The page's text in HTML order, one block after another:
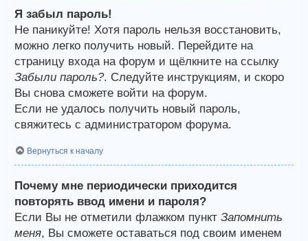
Я забыл пароль!
Не паникуйте! Хотя пароль нельзя восстановить,
можно легко получить новый. Перейдите на
страницу входа на форум и щёлкните на ссылку
Забыли пароль?. Следуйте инструкциям, и скоро
Вы снова сможете войти на форум.
Если не удалось получить новый пароль,
свяжитесь с администратором форума.
Вернуться к началу
Почему мне периодически приходится
повторять ввод имени и пароля?
Если Вы не отметили флажком пункт Запомнить
меня, Вы сможете оставаться под своим именем